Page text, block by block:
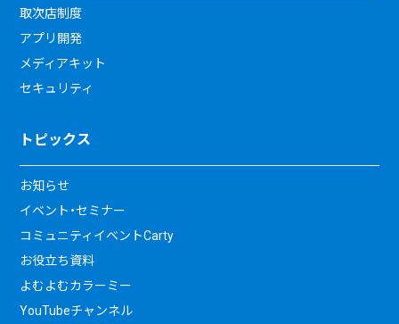
取次店制度
アプリ開発
メディアキット
セキュリティ
トピックス
お知らせ
イベント・セミナー
コミュニティイベントCarty
お役立ち資料
よむよむカラーミー
YouTubeチャンネル